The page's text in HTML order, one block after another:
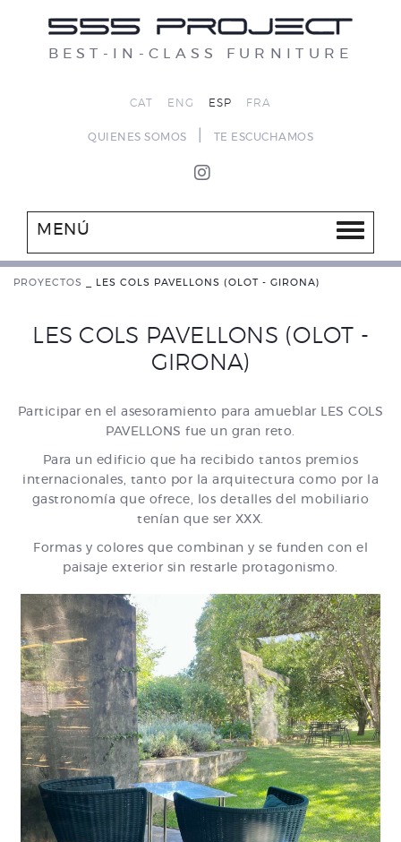
BEST-IN-CLASS FURNITURE
CAT ENG ESP FRA
QUIENES SOMOS TE ESCUCHAMOS
MENÚ
PROYECTOS LES COLS PAVELLONS (OLOT - GIRONA)
LES COLS PAVELLONS (OLOT -
GIRONA)
Participar en el asesoramiento para amueblar LES COLS
PAVELLONS fue un gran reto.
Para un edificio que ha recibido tantos premios
internacionales, tanto por la arquitectura como por la
gastronomía que ofrece, los detalles del mobiliario
tenían que ser XXX.
Formas y colores que combinan y se funden con el
paisaje exterior sin restarle protagonismo.